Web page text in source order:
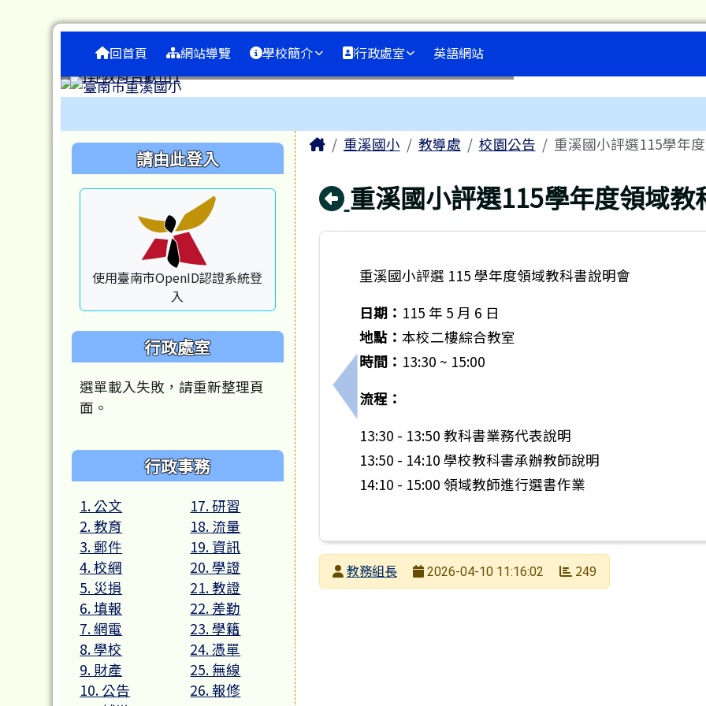
跳至主內容區
臺南市重溪國小
導覽列
回首頁 網站導覽 學校簡介 行政處室 英語網站
左邊區域內容
請由此登入
使用臺南市OpenID認證系統登
入
行政處室
選單載入失敗，請重新整理頁
面。
行政事務
1. 公文
2. 教育
3. 郵件
4. 校網
5. 災損
6. 填報
7. 網電
8. 學校
9. 財產
10. 公告
17. 研習
18. 流量
19. 資訊
20. 學證
21. 教證
22. 差勤
23. 學籍
24. 憑單
25. 無線
26. 報修
主內容區域
Home重溪國小 教導處 校園公告 重溪國小評選115學年
回上頁
重溪國小評選115學年度領域教
上一筆：未滿20歲懷孕「孕路同行 守護未來」宣導單張
重溪國小評選 115 學年度領域教科書說明會
日期： 115 年 5 月 6 日
地點： 本校二樓綜合教室
時間： 13:30 ~ 15:00
流程：
13:30 - 13:50 教科書業務代表說明
13:50 - 14:10 學校教科書承辦教師說明
14:10 - 15:00 領域教師進行選書作業
發布者教務組長
2026-04-10 11:16:02 249
頁尾區域